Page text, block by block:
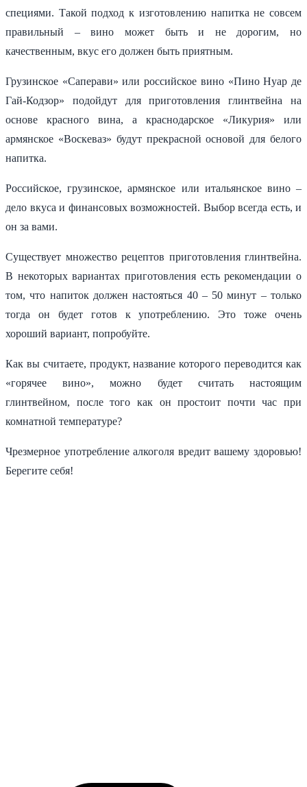
специями. Такой подход к изготовлению напитка не совсем
правильный – вино может быть и не дорогим, но
качественным, вкус его должен быть приятным.
Грузинское «Саперави» или российское вино «Пино Нуар де
Гай-Кодзор» подойдут для приготовления глинтвейна на
основе красного вина, а краснодарское «Ликурия» или
армянское «Воскеваз» будут прекрасной основой для белого
напитка.
Российское, грузинское, армянское или итальянское вино –
дело вкуса и финансовых возможностей. Выбор всегда есть, и
он за вами.
Существует множество рецептов приготовления глинтвейна.
В некоторых вариантах приготовления есть рекомендации о
том, что напиток должен настояться 40 – 50 минут – только
тогда он будет готов к употреблению. Это тоже очень
хороший вариант, попробуйте.
Как вы считаете, продукт, название которого переводится как
«горячее вино», можно будет считать настоящим
глинтвейном, после того как он простоит почти час при
комнатной температуре?
Чрезмерное употребление алкоголя вредит вашему здоровью!
Берегите себя!